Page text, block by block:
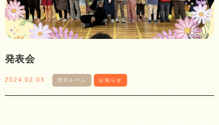
発表会
2024.02.03 澄川ルーム お知らせ